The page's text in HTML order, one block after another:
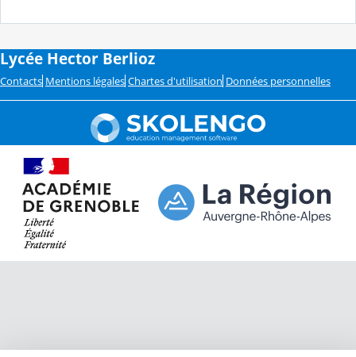
Lycée Hector Berlioz
Contacts Mentions légales Chartes d'utilisation Données personnelles